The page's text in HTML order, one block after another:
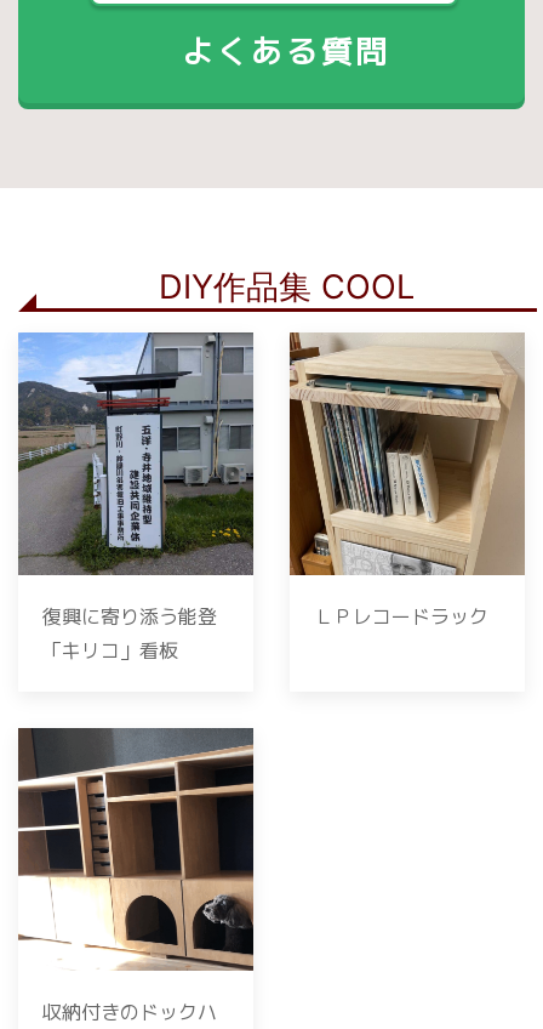
よくある質問
DIY作品集 COOL
復興に寄り添う能登
「キリコ」看板
ＬＰレコードラック
収納付きのドックハ